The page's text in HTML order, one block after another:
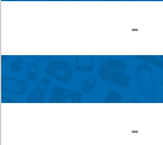
-
-